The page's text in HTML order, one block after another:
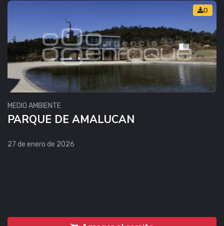
0
MEDIO AMBIENTE
PARQUE DE AMALUCAN
27 de enero de 2026